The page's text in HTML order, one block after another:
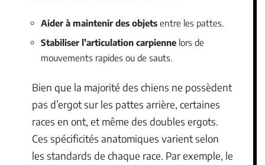
Aider à maintenir des objets entre les pattes.
Stabiliser l’articulation carpienne lors de
mouvements rapides ou de sauts.
Bien que la majorité des chiens ne possèdent
pas d’ergot sur les pattes arrière, certaines
races en ont, et même des doubles ergots.
Ces spécificités anatomiques varient selon
les standards de chaque race. Par exemple, le